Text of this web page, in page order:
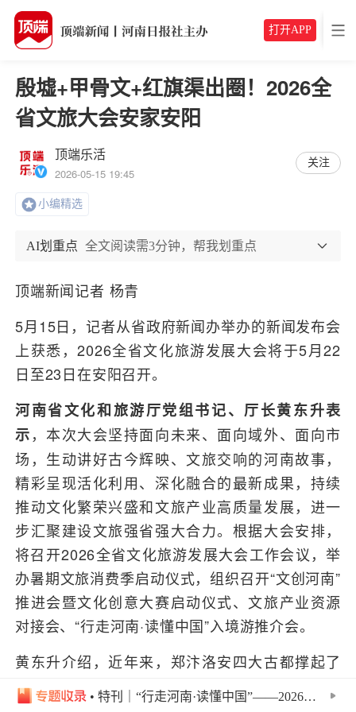
打开APP
殷墟+甲骨文+红旗渠出圈！2026全
省文旅大会安家安阳
顶端乐活
2026-05-15 19:45
关注
小编精选
AI划重点 全文阅读需3分钟，帮我划重点
顶端新闻记者 杨青
5月15日，记者从省政府新闻办举办的新闻发布会
上获悉，2026全省文化旅游发展大会将于5月22
日至23日在安阳召开。
河南省文化和旅游厅党组书记、厅长黄东升表
示，本次大会坚持面向未来、面向域外、面向市
场，生动讲好古今辉映、文旅交响的河南故事，
精彩呈现活化利用、深化融合的最新成果，持续
推动文化繁荣兴盛和文旅产业高质量发展，进一
步汇聚建设文旅强省强大合力。根据大会安排，
将召开2026全省文化旅游发展大会工作会议，举
办暑期文旅消费季启动仪式，组织召开“文创河南”
推进会暨文化创意大赛启动仪式、文旅产业资源
对接会、“行走河南·读懂中国”入境游推介会。
黄东升介绍，近年来，郑汴洛安四大古都撑起了
河南文旅半壁江山。2023年以来，洛阳、郑州、
• 特刊｜“行走河南·读懂中国”——2026河南省文化旅游发展大会